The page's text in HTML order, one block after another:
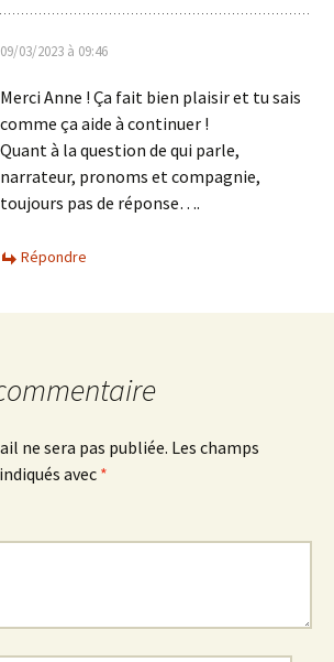
09/03/2023 à 09:46
Merci Anne ! Ça fait bien plaisir et tu sais
comme ça aide à continuer !
Quant à la question de qui parle,
narrateur, pronoms et compagnie,
toujours pas de réponse….
Répondre
ne sera pas publiée. Les champs
avec *